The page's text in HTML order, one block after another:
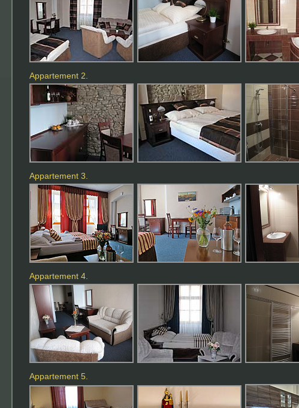
Appartement 2.
Appartement 3.
Appartement 4.
Appartement 5.